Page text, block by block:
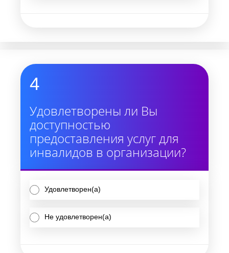
4
Удовлетворены ли Вы
доступностью
предоставления услуг для
инвалидов в организации?
Удовлетворен(а)
Не удовлетворен(а)